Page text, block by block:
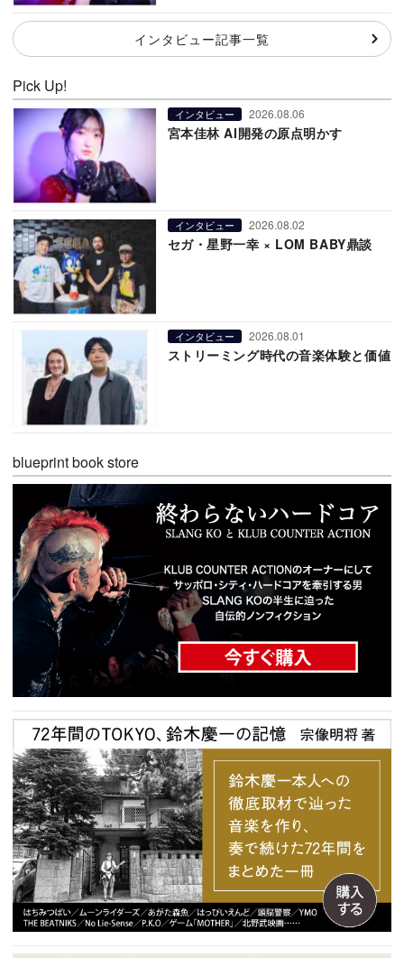
インタビュー記事一覧
Pick Up!
インタビュー 2026.08.06
宮本佳林 AI開発の原点明かす
インタビュー 2026.08.02
セガ・星野一幸 × LOM BABY鼎談
インタビュー 2026.08.01
ストリーミング時代の音楽体験と価値
blueprint book store